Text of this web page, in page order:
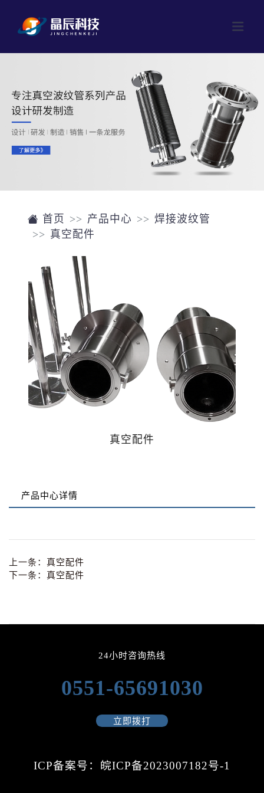
网站首页
产品中心
成型波纹管
焊接波纹管
磁流体
阀门
公司介绍
新闻中心
首页 产品中心
焊接波纹管
真空配件
真空配件
产品中心详情
上一条： 真空配件
下一条： 真空配件
24小时咨询热线
0551-65691030
立即拨打
ICP备案号：皖ICP备2023007182号-1